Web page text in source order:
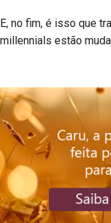
E, no fim, é isso que
millennials estão